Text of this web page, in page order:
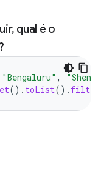
qual é o
"Bengaluru" ,
(). toList(). filter